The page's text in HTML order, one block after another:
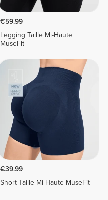
€59.99
Legging Taille Mi-Haute
MuseFit
€39.99
Short Taille Mi-Haute MuseFit